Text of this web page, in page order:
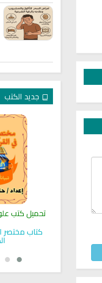
جديد الكتب
تحميل كتب
كتاب مختصر